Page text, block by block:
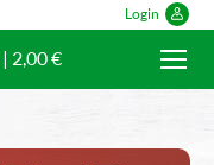
Login
| 2,00 €